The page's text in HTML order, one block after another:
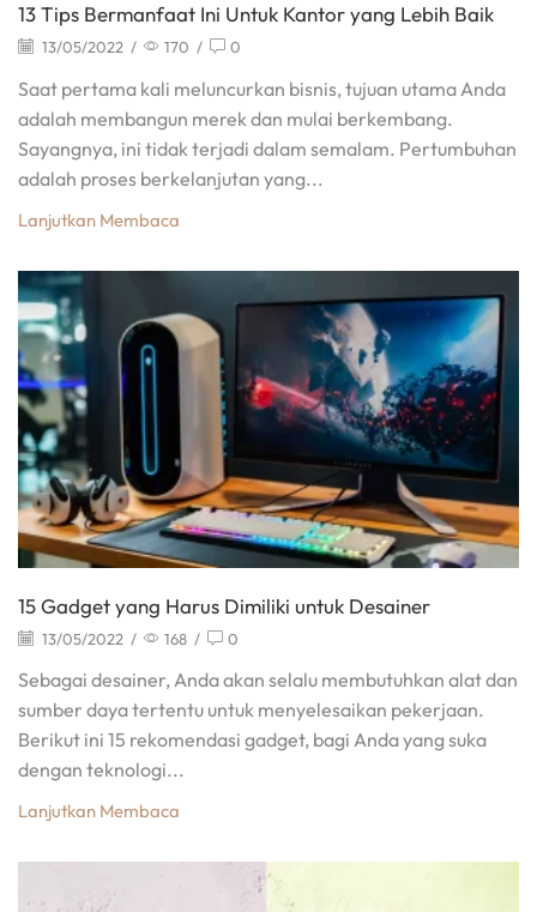
13 Tips Bermanfaat Ini Untuk Kantor yang Lebih Baik
13/05/2022 / 170 / 0
Saat pertama kali meluncurkan bisnis, tujuan utama Anda
adalah membangun merek dan mulai berkembang.
Sayangnya, ini tidak terjadi dalam semalam. Pertumbuhan
adalah proses berkelanjutan yang...
Lanjutkan Membaca
15 Gadget yang Harus Dimiliki untuk Desainer
13/05/2022 / 168 / 0
Sebagai desainer, Anda akan selalu membutuhkan alat dan
sumber daya tertentu untuk menyelesaikan pekerjaan.
Berikut ini 15 rekomendasi gadget, bagi Anda yang suka
dengan teknologi...
Lanjutkan Membaca